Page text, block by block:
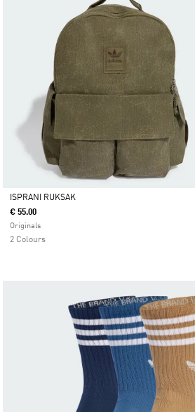
Da
ISPRANI RUKSAK
€ 55.00
Originals
2 Colours